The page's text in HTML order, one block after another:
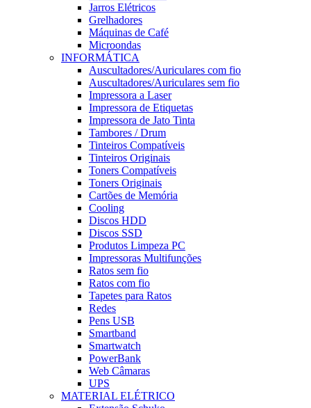
Jarros Elétricos
Grelhadores
Máquinas de Café
Microondas
INFORMÁTICA
Auscultadores/Auriculares com fio
Auscultadores/Auriculares sem fio
Impressora a Laser
Impressora de Etiquetas
Impressora de Jato Tinta
Tambores / Drum
Tinteiros Compatíveis
Tinteiros Originais
Toners Compatíveis
Toners Originais
Cartões de Memória
Cooling
Discos HDD
Discos SSD
Produtos Limpeza PC
Impressoras Multifunções
Ratos sem fio
Ratos com fio
Tapetes para Ratos
Redes
Pens USB
Smartband
Smartwatch
PowerBank
Web Câmaras
UPS
MATERIAL ELÉTRICO